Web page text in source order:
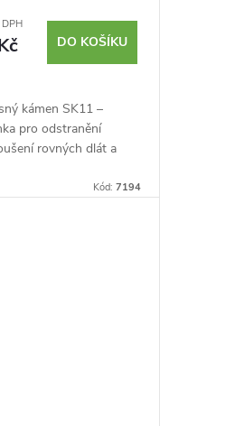
DO KOŠÍKU
kámen SK11 –⁠
pro odstranění
rovných dlát a
Hrubost #320.Kód: 7194